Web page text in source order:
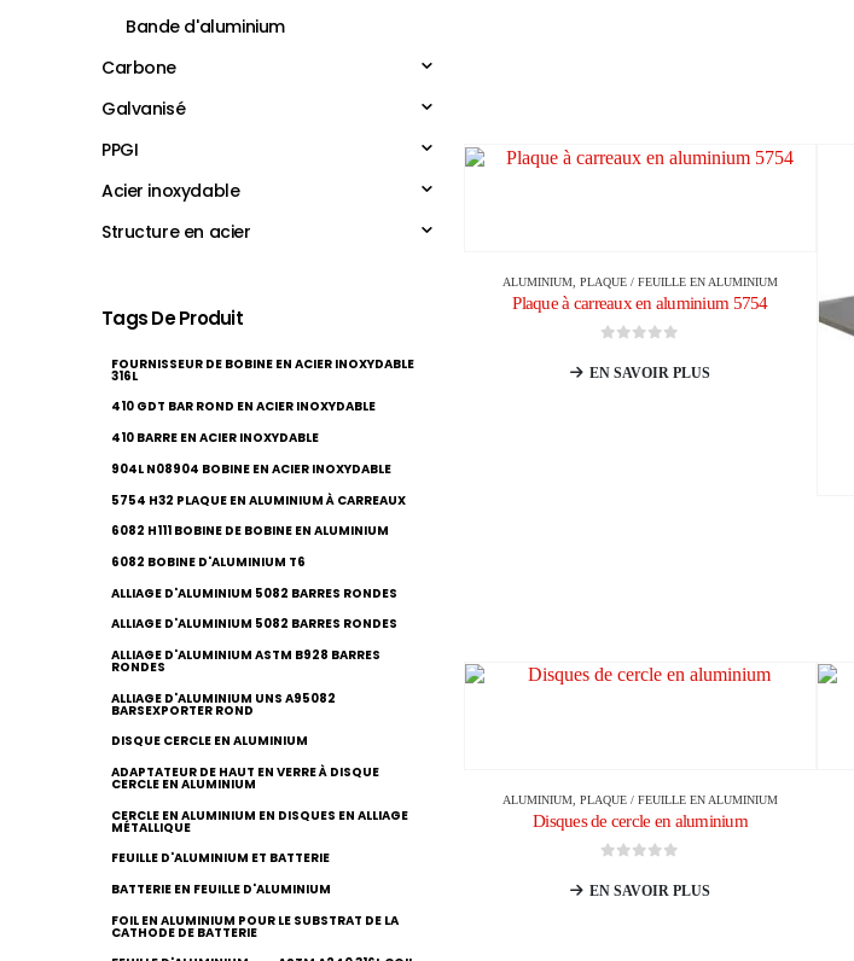
ALUMINIUM, PLAQUE / FEUILLE EN ALUMINIUM
Plaque à carreaux en aluminium 5754
EN SAVOIR PLUS
ALUMINIUM, PLAQUE / FEUILLE EN ALUMINIUM
Disques de cercle en aluminium
EN SAVOIR PLUS
Bande d'aluminium
Carbone
Galvanisé
PPGI
Acier inoxydable
Structure en acier
Tags De Produit
FOURNISSEUR DE BOBINE EN ACIER INOXYDABLE
316L
410 GDT BAR ROND EN ACIER INOXYDABLE
410 BARRE EN ACIER INOXYDABLE
904L N08904 BOBINE EN ACIER INOXYDABLE
5754 H32 PLAQUE EN ALUMINIUM À CARREAUX
6082 H111 BOBINE DE BOBINE EN ALUMINIUM
6082 BOBINE D'ALUMINIUM T6
ALLIAGE D'ALUMINIUM 5082 BARRES RONDES
ALLIAGE D'ALUMINIUM 5082 BARRES RONDES
ALLIAGE D'ALUMINIUM ASTM B928 BARRES
RONDES
ALLIAGE D'ALUMINIUM UNS A95082
BARSEXPORTER ROND
DISQUE CERCLE EN ALUMINIUM
ADAPTATEUR DE HAUT EN VERRE À DISQUE
CERCLE EN ALUMINIUM
CERCLE EN ALUMINIUM EN DISQUES EN ALLIAGE
MÉTALLIQUE
FEUILLE D'ALUMINIUM ET BATTERIE
BATTERIE EN FEUILLE D'ALUMINIUM
FOIL EN ALUMINIUM POUR LE SUBSTRAT DE LA
CATHODE DE BATTERIE